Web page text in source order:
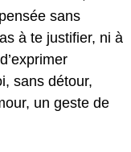
sans
à te justifier, ni à
sans détour,
un geste de